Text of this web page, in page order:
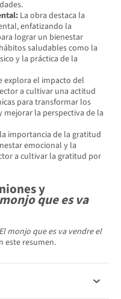
La obra destaca la
enfatizando la
lograr un bienestar
saludables como la
y la práctica de la
explora el impacto del
a cultivar una actitud
para transformar los
la perspectiva de la
importancia de la gratitud
emocional y la
a cultivar la gratitud por
y
que es va
El monjo que es va vendre el
este resumen.